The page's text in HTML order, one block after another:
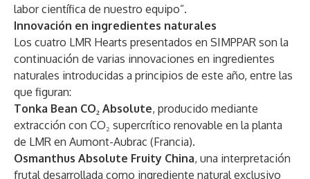
labor científica de nuestro equipo”.
Innovación en ingredientes naturales
Los cuatro LMR Hearts presentados en SIMPPAR son la
continuación de varias innovaciones en ingredientes
naturales introducidas a principios de este año, entre las
que figuran:
Tonka Bean CO₂ Absolute, producido mediante
extracción con CO₂ supercrítico renovable en la planta
de LMR en Aumont-Aubrac (Francia).
Osmanthus Absolute Fruity China, una interpretación
frutal desarrollada como ingrediente natural exclusivo